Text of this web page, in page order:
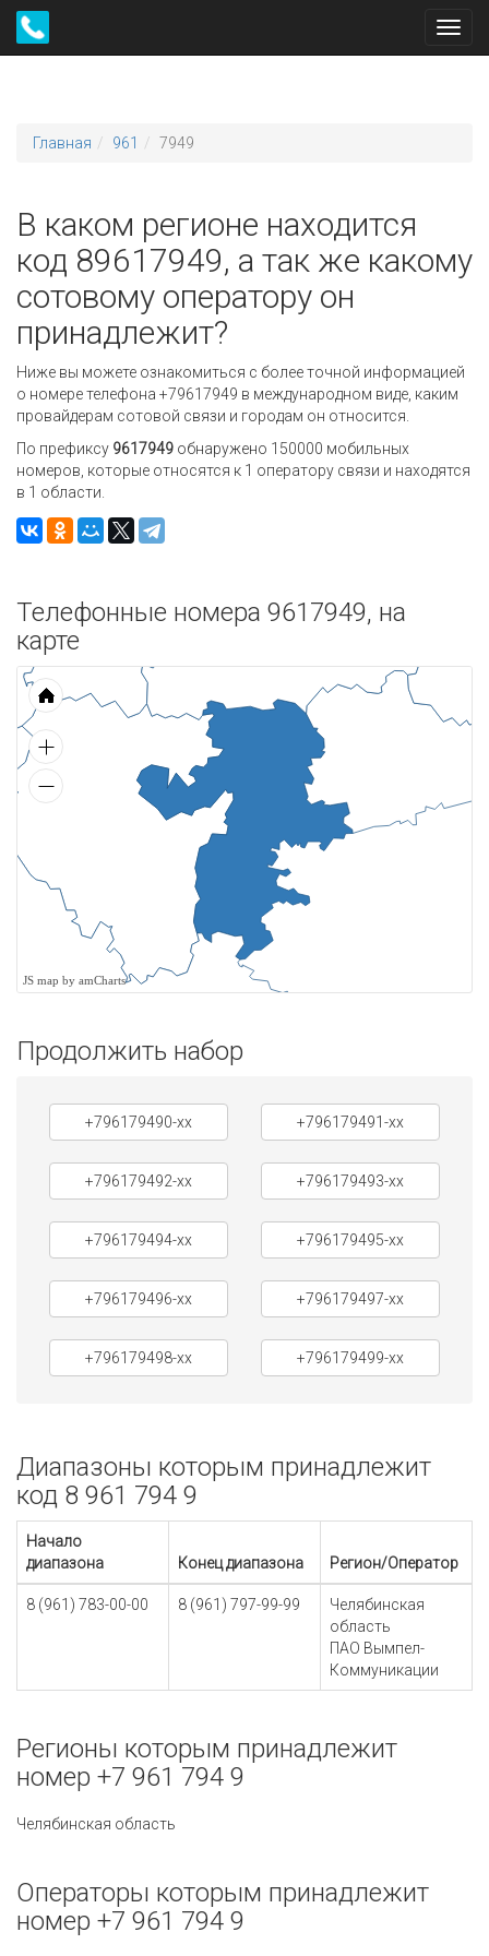
Главная 961 7949
В каком регионе находится
код 89617949, а так же какому
сотовому оператору он
принадлежит?
Ниже вы можете ознакомиться с более точной информацией
о номере телефона +79617949 в международном виде, каким
провайдерам сотовой связи и городам он относится.
По префиксу 9617949 обнаружено 150000 мобильных
номеров, которые относятся к 1 оператору связи и находятся
в 1 области.
Телефонные номера 9617949, на
карте
JS map by amCharts
Продолжить набор
+796179490-xx +796179491-xx
+796179492-xx +796179493-xx
+796179494-xx +796179495-xx
+796179496-xx +796179497-xx
+796179498-xx +796179499-xx
Диапазоны которым принадлежит
код 8 961 794 9
Начало
диапазона
Конец диапазона Регион/Оператор
8 (961) 783-00-00 8 (961) 797-99-99
Челябинская
область
ПАО Вымпел-
Коммуникации
Регионы которым принадлежит
номер +7 961 794 9
Челябинская область
Операторы которым принадлежит
номер +7 961 794 9